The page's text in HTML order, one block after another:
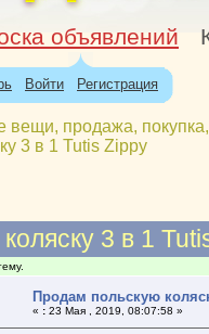
объявлений
Войти Регистрация
вещи, продажа,
3 в 1 Tutis Zippy
3 в 1
Продам польскую
« : 23 Мая , 2019, 08:07:58 »